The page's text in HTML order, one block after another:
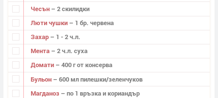
Чесън – 2 скилидки
Люти чушки – 1 бр. червена
Захар – 1 - 2 ч.л.
Мента – 2 ч.л. суха
Домати – 400 г от консерва
Бульон – 600 мл пилешки/зеленчуков
Магданоз – по 1 връзка и кориандър